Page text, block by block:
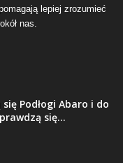
lepiej zrozumieć
nas.
Podłogi Abaro i do
się...